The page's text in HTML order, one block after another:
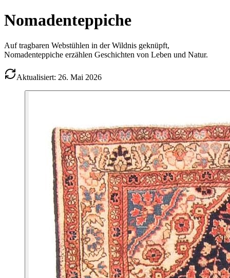
Nomadenteppiche
Auf tragbaren Webstühlen in der Wildnis geknüpft,
Nomadenteppiche erzählen Geschichten von Leben und Natur.
Aktualisiert: 26. Mai 2026